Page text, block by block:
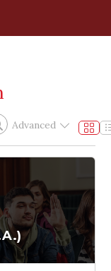
Advanced